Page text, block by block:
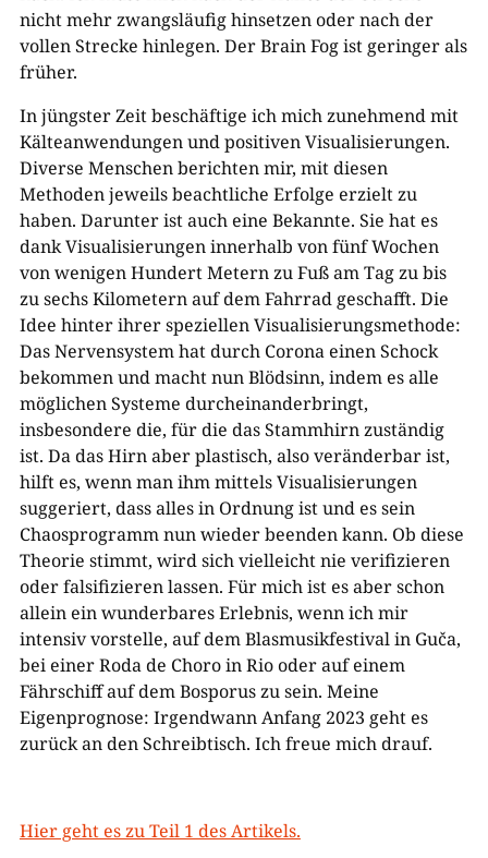
nicht mehr zwangsläufig hinsetzen oder nach der
vollen Strecke hinlegen. Der Brain Fog ist geringer als
früher.
In jüngster Zeit beschäftige ich mich zunehmend mit
Kälteanwendungen und positiven Visualisierungen.
Diverse Menschen berichten mir, mit diesen
Methoden jeweils beachtliche Erfolge erzielt zu
haben. Darunter ist auch eine Bekannte. Sie hat es
dank Visualisierungen innerhalb von fünf Wochen
von wenigen Hundert Metern zu Fuß am Tag zu bis
zu sechs Kilometern auf dem Fahrrad geschafft. Die
Idee hinter ihrer speziellen Visualisierungsmethode:
Das Nervensystem hat durch Corona einen Schock
bekommen und macht nun Blödsinn, indem es alle
möglichen Systeme durcheinanderbringt,
insbesondere die, für die das Stammhirn zuständig
ist. Da das Hirn aber plastisch, also veränderbar ist,
hilft es, wenn man ihm mittels Visualisierungen
suggeriert, dass alles in Ordnung ist und es sein
Chaosprogramm nun wieder beenden kann. Ob diese
Theorie stimmt, wird sich vielleicht nie verifizieren
oder falsifizieren lassen. Für mich ist es aber schon
allein ein wunderbares Erlebnis, wenn ich mir
intensiv vorstelle, auf dem Blasmusikfestival in Guča,
bei einer Roda de Choro in Rio oder auf einem
Fährschiff auf dem Bosporus zu sein. Meine
Eigenprognose: Irgendwann Anfang 2023 geht es
zurück an den Schreibtisch. Ich freue mich drauf.
Hier geht es zu Teil 1 des Artikels.